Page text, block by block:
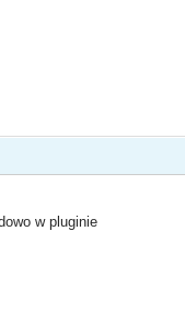
w pluginie